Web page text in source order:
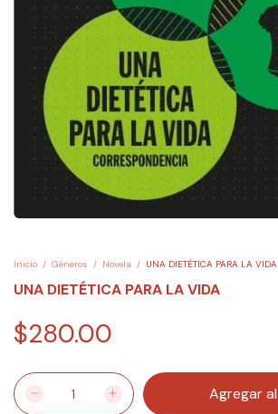
Inicio / Géneros / Novela / UNA DIETÉTICA PARA LA VIDA
UNA DIETÉTICA PARA LA VIDA
$280.00